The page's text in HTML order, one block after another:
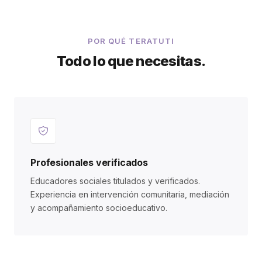
POR QUÉ TERATUTI
Todo lo que necesitas.
Profesionales verificados
Educadores sociales titulados y verificados.
Experiencia en intervención comunitaria, mediación
y acompañamiento socioeducativo.